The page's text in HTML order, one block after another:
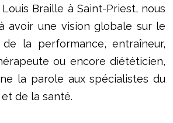
Braille à Saint-Priest, nous
avoir une vision globale sur le
la performance, entraîneur,
ou encore diététicien,
la parole aux spécialistes du
de la santé.